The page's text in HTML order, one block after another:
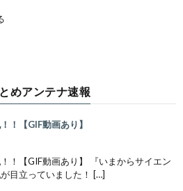
めアンテナ速報
！【GIF動画あり】
！【GIF動画あり】 『いまからサイエン
目立っていました！ […]